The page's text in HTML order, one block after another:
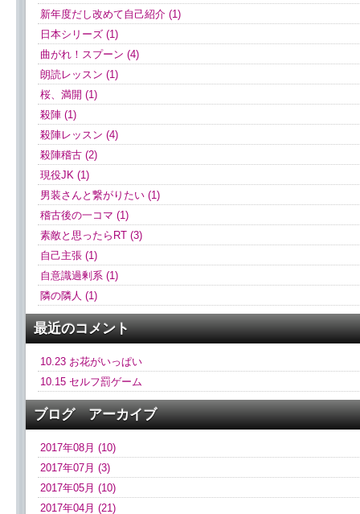
新年度だし改めて自己紹介 (1)
日本シリーズ (1)
曲がれ！スプーン (4)
朗読レッスン (1)
桜、満開 (1)
殺陣 (1)
殺陣レッスン (4)
殺陣稽古 (2)
現役JK (1)
男装さんと繋がりたい (1)
稽古後の一コマ (1)
素敵と思ったらRT (3)
自己主張 (1)
自意識過剰系 (1)
隣の隣人 (1)
最近のコメント
10.23 お花がいっぱい
10.15 セルフ罰ゲーム
ブログ アーカイブ
2017年08月 (10)
2017年07月 (3)
2017年05月 (10)
2017年04月 (21)